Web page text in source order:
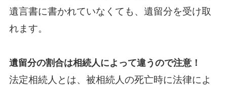
遺言書に書かれていなくても、遺留分を受け取
れます。
遺留分の割合は相続人によって違うので注意！
法定相続人とは、被相続人の死亡時に法律によ